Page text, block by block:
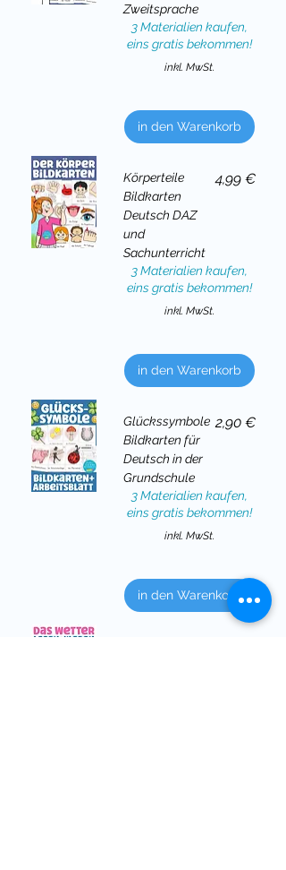
Zweitsprache
3 Materialien kaufen,
eins gratis bekommen!
inkl. MwSt.
in den Warenkorb
Körperteile
Bildkarten
Deutsch DAZ
und
Sachunterricht
Preis
4,99 €
3 Materialien kaufen,
eins gratis bekommen!
inkl. MwSt.
in den Warenkorb
Glückssymbole
Bildkarten für
Deutsch in der
Grundschule
Preis
2,90 €
3 Materialien kaufen,
eins gratis bekommen!
inkl. MwSt.
in den Warenkorb